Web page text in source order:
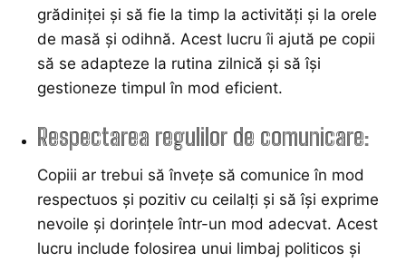
grădiniței și să fie la timp la activități și la orele
de masă și odihnă. Acest lucru îi ajută pe copii
să se adapteze la rutina zilnică și să își
gestioneze timpul în mod eficient.
Respectarea regulilor de comunicare:
Copiii ar trebui să învețe să comunice în mod
respectuos și pozitiv cu ceilalți și să își exprime
nevoile și dorințele într-un mod adecvat. Acest
lucru include folosirea unui limbaj politicos și